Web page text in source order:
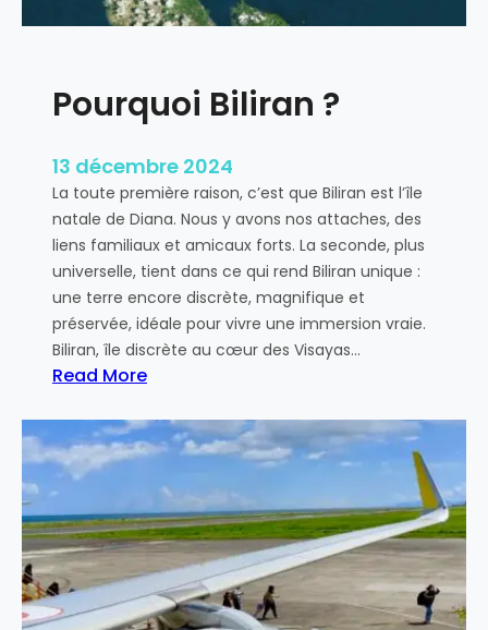
u
é
j
u
r
t
o
u
r
i
s
t
q
u
c
l
s
s
r
u
t
b
e
Pourquoi Biliran ?
13 décembre 2024
La toute première raison, c’est que Biliran est l’île
natale de Diana. Nous y avons nos attaches, des
liens familiaux et amicaux forts. La seconde, plus
universelle, tient dans ce qui rend Biliran unique :
une terre encore discrète, magnifique et
préservée, idéale pour vivre une immersion vraie.
Biliran, île discrète au cœur des Visayas…
Read More
P
o
r
q
u
o
i